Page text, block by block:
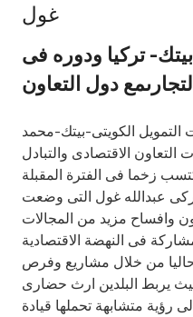
Tools & Services
Contact us
Branch & ATM locator
Germany
غول
تركيا ودوره فى
دول التعاون
التمويل الكويتى-بيتك-محمد
الاقتصادى والتبادل
زخما فى الفترة المقبلة
عبدالله غول التى وضعت
وافساح مزيد من المجالات
فى النهضة الاقتصادية
حاليا من خلال مشاريع وفرص
يربط البلدين ارث حضارى
رؤية متشابهة تحملها قيادة